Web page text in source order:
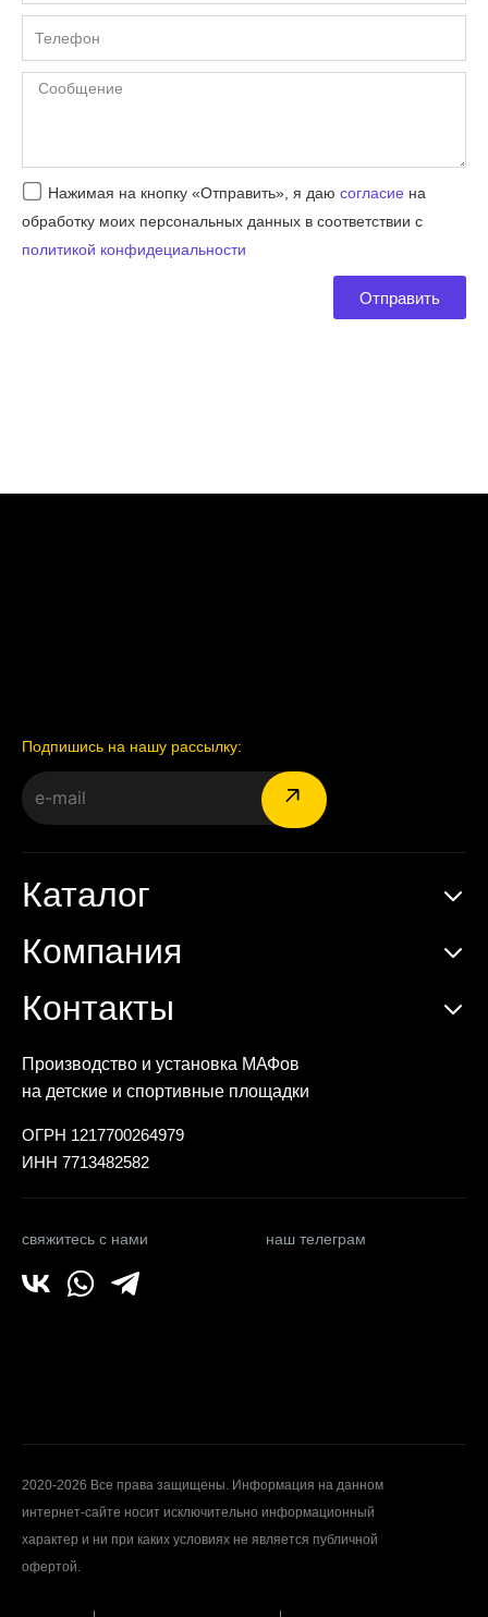
Телефон
Сообщение
Согласие
Нажимая на кнопку «Отправить», я даю согласие на
обработку моих персональных данных в соответствии с
политикой конфидециальности
Отправить
Подпишись на нашу рассылку:
Производство и установка МАФов
на детские и спортивные площадки
ОГРН 1217700264979
ИНН 7713482582
свяжитесь с нами наш телеграм
Каталог
Компания
Контакты
2020-2026 Все права защищены. Информация на данном
интернет-сайте носит исключительно информационный
характер и ни при каких условиях не является публичной
офертой.